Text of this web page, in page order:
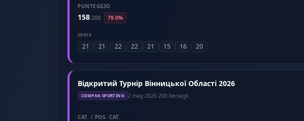
PUNTEGGIO
158/200 79.0%
SERIE
21 21 22 22 21 15 16 20
Відкритий Турнір Вінницької Області 2026
COMPAK-SPORTING 2 mag 2026·200 bersagli
CAT. / POS. CAT.